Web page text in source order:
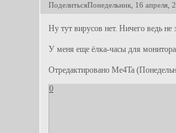
ПоделитьсяПонедельник, 16 апреля,
Ну тут вирусов нет. Ничего ведь не
У меня еще ёлка-часы для
Отредактировано Me4Ta
0